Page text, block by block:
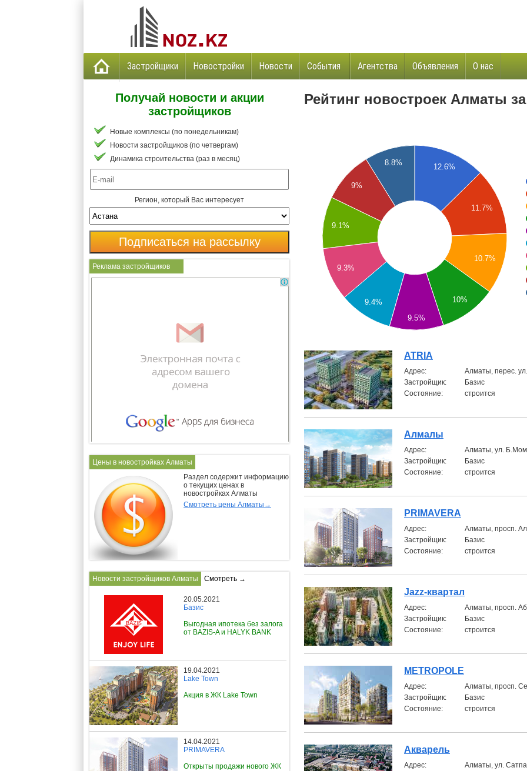
Застройщики Новостройки Новости События Агентства Объявления О нас
Рейтинг новостроек Алматы
12.6%
11.7%
10.7%
10%
8.8%
9%
9.1%
9.3%
9.4%
9.5%
ATRIA
Aдрес:
Алматы, перес.
Застройщик:
Базис
Состояние:
строится
Алмалы
Aдрес:
Алматы, ул.
Застройщик:
Базис
Состояние:
строится
PRIMAVERA
Aдрес:
Алматы, просп.
Застройщик:
Базис
Состояние:
строится
Jazz-квартал
Aдрес:
Алматы, просп.
Застройщик:
Базис
Состояние:
строится
METROPOLE
Aдрес:
Алматы, просп.
Застройщик:
Базис
Состояние:
строится
Акварель
Aдрес:
Алматы, ул.
Получай новости и акции
застройщиков
Новые комплексы (по понедельникам)
Новости застройщиков (по четвергам)
Динамика строительства (раз в месяц)
Регион, который Вас интересует
Реклама застройщиков
Цены в новостройках Алматы
Раздел содержит информацию
о текущих ценах в
новостройках Алматы
Смотреть цены Алматы→
Новости застройщиков Алматы Смотреть →
20.05.2021
Базис
Выгодная ипотека без залога
от BAZIS-A и HALYK BANK
19.04.2021
Lake Town
Акция в ЖК Lake Town
14.04.2021
PRIMAVERA
Открыты продажи нового ЖК